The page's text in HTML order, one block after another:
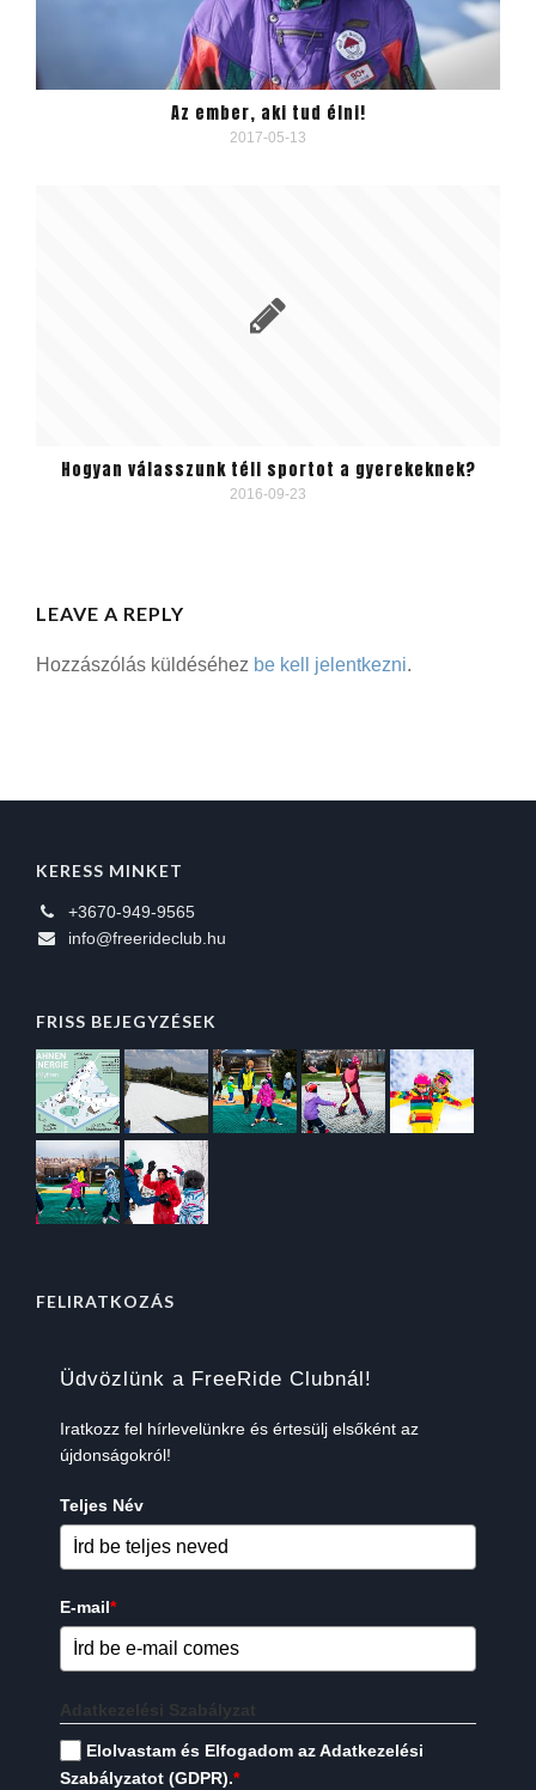
Az ember, aki tud élni!
2017-05-13
Hogyan válasszunk téli sportot a gyerekeknek?
2016-09-23
LEAVE A REPLY
Hozzászólás küldéséhez be kell jelentkezni.
KERESS MINKET
+3670-949-9565
info@freerideclub.hu
FRISS BEJEGYZÉSEK
FELIRATKOZÁS
Üdvözlünk a FreeRide Clubnál!
Iratkozz fel hírlevelünkre és értesülj elsőként az
újdonságokról!
Teljes Név
E-mail*
Adatkezelési Szabályzat
Elolvastam és Elfogadom az Adatkezelési
Szabályzatot (GDPR).*